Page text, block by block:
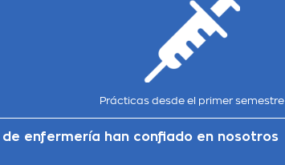
Prácticas desde el primer semestre
enfermería han confiado en nosotros